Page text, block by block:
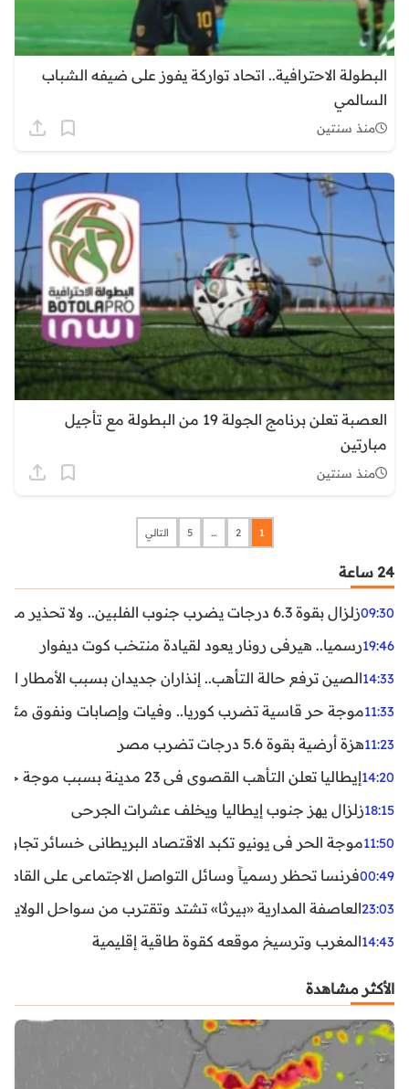
البطولة الاحترافية.. اتحاد تواركة يفوز على ضيفه الشباب
السالمي
منذ سنتين
العصبة تعلن برنامج الجولة 19 من البطولة مع تأجيل
مبارتين
منذ سنتين
1
2
…
5 التالي
24 ساعة
09:30زلزال بقوة 6.3 درجات يضرب جنوب الفلبين.. ولا تحذير من تسونامي حتى الآن
19:46رسميا.. هيرفي رونار يعود لقيادة منتخب كوت ديفوار
14:33الصين ترفع حالة التأهب.. إنذاران جديدان بسبب الأمطار
11:33موجة حر قاسية تضرب كوريا.. وفيات وإصابات ونفوق مئات
11:23هزة أرضية بقوة 5.6 درجات تضرب مصر
14:20إيطاليا تعلن التأهب القصوى في 23 مدينة بسبب موجة حر شديدة
18:15زلزال يهز جنوب إيطاليا ويخلف عشرات الجرحى
11:50موجة الحر في يونيو تكبد الاقتصاد البريطاني خسائر تجاوزت 1.5 مليار
00:49فرنسا تحظر رسمياً وسائل التواصل الاجتماعي على القاصرين
23:03العاصفة المدارية «بيرثا» تشتد وتقترب من سواحل
14:43المغرب وترسيخ موقعه كقوة طاقية إقليمية
الأكثر مشاهدة